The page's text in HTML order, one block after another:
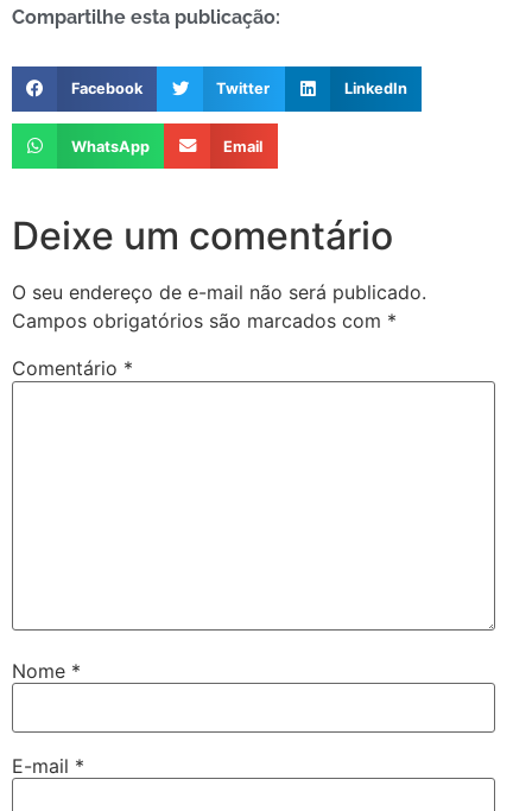
Compartilhe esta publicação:
Facebook Twitter LinkedIn
WhatsApp Email
Deixe um comentário
O seu endereço de e-mail não será publicado.
Campos obrigatórios são marcados com *
Comentário *
Nome *
E-mail *